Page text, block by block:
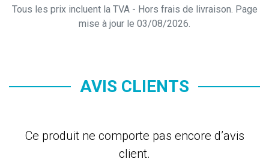
Tous les prix incluent la TVA - Hors frais de livraison. Page
mise à jour le 03/08/2026.
AVIS CLIENTS
Ce produit ne comporte pas encore d’avis
client.